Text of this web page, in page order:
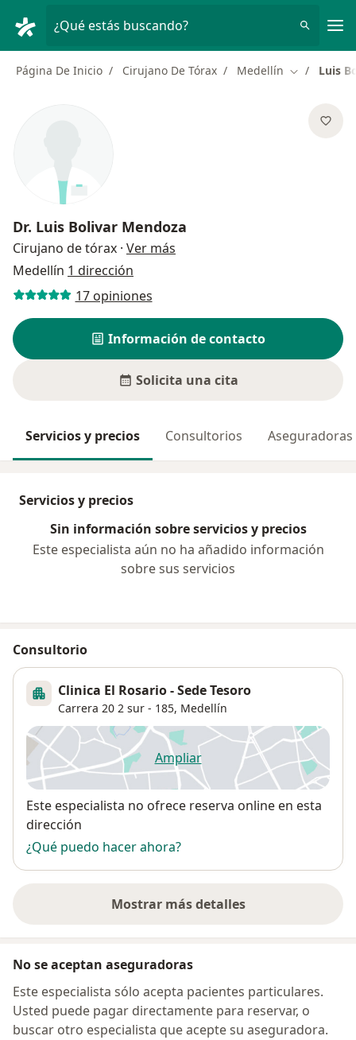
¿Qué estás buscando?
Página De Inicio Cirujano De Tórax Medellín Cambiar de
Luis
Dr. Luis Bolivar Mendoza
Cirujano de tórax · Ver más
Medellín 1 dirección
17 opiniones
Información de contacto
Solicita una cita
Servicios y precios Consultorios Aseguradoras
Servicios y precios
Sin información sobre servicios y precios
Este especialista aún no ha añadido información
sobre sus servicios
Consultorio
Clinica El Rosario - Sede Tesoro
Carrera 20 2 sur - 185, Medellín
Ampliarse abre en una nueva
Disponibilidad
Este especialista no ofrece reserva online en esta
dirección
¿Qué puedo hacer ahora?
Mostrar más detalles
sobre la dirección
No se aceptan aseguradoras
Este especialista sólo acepta pacientes particulares.
Usted puede pagar directamente para reservar, o
buscar otro especialista que acepte su aseguradora.